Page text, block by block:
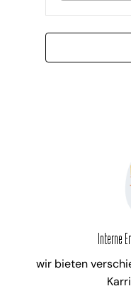
Interne
wir bieten